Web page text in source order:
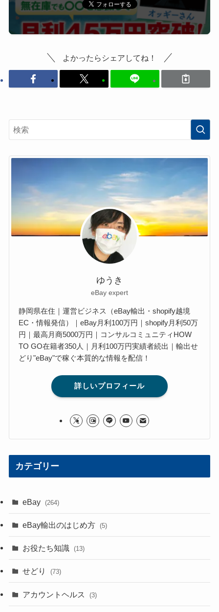
よかったらシェアしてね！
ゆうき
eBay expert
静岡県在住｜運営ビジネス（eBay輸出・shopify越境
EC・情報発信）｜eBay月利100万円｜shopify月利50万
円｜最高月商5000万円｜コンサルコミュニティHOW
TO GO在籍者350人｜月利100万円実績者続出｜輸出せ
どり"eBay"で稼ぐ本質的な情報を配信！
詳しいプロフィール
カテゴリー
eBay (264)
eBay輸出のはじめ方 (5)
お役たち知識 (13)
せどり (73)
アカウントヘルス (3)